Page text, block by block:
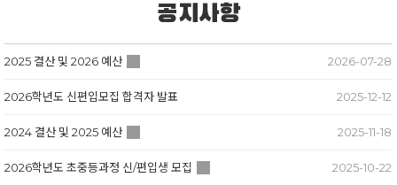
공지사항
2025 결산 및 2026 예산 2026-07-28
2026학년도 신편입모집 합격자 발표 2025-12-12
2024 결산 및 2025 예산 2025-11-18
2026학년도 초중등과정 신/편입생 모집 2025-10-22